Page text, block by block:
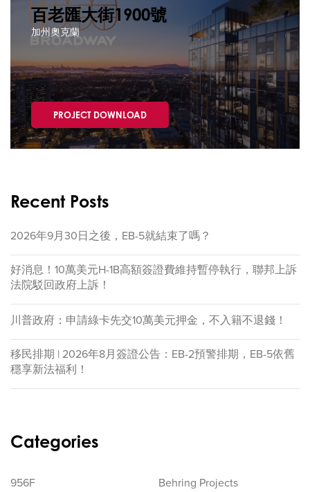
百老匯大街1900號
加州奧克蘭
PROJECT DOWNLOAD
Recent Posts
2026年9月30日之後，EB-5就結束了嗎？
好消息！10萬美元H-1B高額簽證費維持暫停執行，聯邦上訴
法院駁回政府上訴！
川普政府：申請綠卡先交10萬美元押金，不入籍不退錢！
移民排期 | 2026年8月簽證公告：EB-2預警排期，EB-5依舊
穩享新法福利！
Categories
956F
Behring Projects